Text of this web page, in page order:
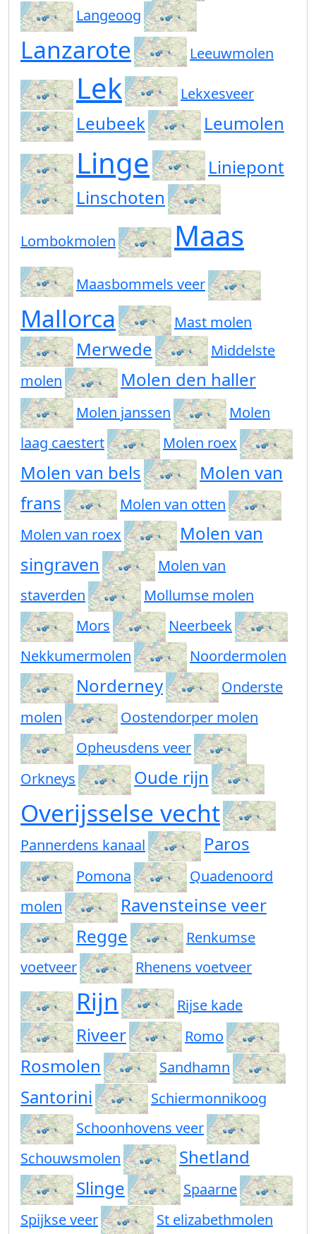
Langeoog
Lanzarote Leeuwmolen
Lek Lekxesveer
Leubeek Leumolen
Linge
Liniepont
Linschoten
Lombokmolen Maas
Maasbommels veer
Mallorca Mast molen
Merwede
Middelste
molen
Molen den haller
Molen janssen
Molen
laag caestert
Molen roex
Molen van bels
Molen van
frans
Molen van otten
Molen van roex
Molen van
singraven
Molen van
staverden
Mollumse molen
Mors
Neerbeek
Nekkumermolen
Noordermolen
Norderney
Onderste
molen
Oostendorper molen
Opheusdens veer
Orkneys
Oude rijn
Overijsselse vecht
Pannerdens kanaal Paros
Pomona
Quadenoord
molen
Ravensteinse veer
Regge
Renkumse
voetveer
Rhenens voetveer
Rijn Rijse kade
Riveer Romo
Rosmolen Sandhamn
Santorini
Schiermonnikoog
Schoonhovens veer
Schouwsmolen
Shetland
Slinge
Spaarne
Spijkse veer
St elizabethmolen